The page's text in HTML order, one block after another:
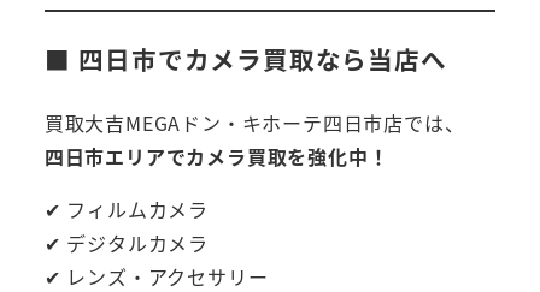
■ 四日市でカメラ買取なら当店へ
買取大吉MEGAドン・キホーテ四日市店では、
四日市エリアでカメラ買取を強化中！
✔ フィルムカメラ
✔ デジタルカメラ
✔ レンズ・アクセサリー